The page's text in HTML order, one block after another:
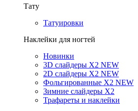
Тату
Татуировки
Наклейки для ногтей
Новинки
3D слайдеры X2 NEW
2D слайдеры X2 NEW
Фольгированные X2 NEW
Зимние слайдеры Х2
Трафареты и наклейки